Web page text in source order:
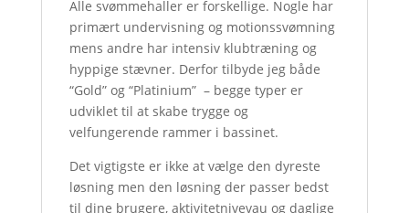
Alle svømmehaller er forskellige. Nogle har
primært undervisning og motionssvømning
mens andre har intensiv klubtræning og
hyppige stævner. Derfor tilbyde jeg både
“Gold” og “Platinium” – begge typer er
udviklet til at skabe trygge og
velfungerende rammer i bassinet.
Det vigtigste er ikke at vælge den dyreste
løsning men den løsning der passer bedst
til dine brugere, aktivitetnivevau og daglige